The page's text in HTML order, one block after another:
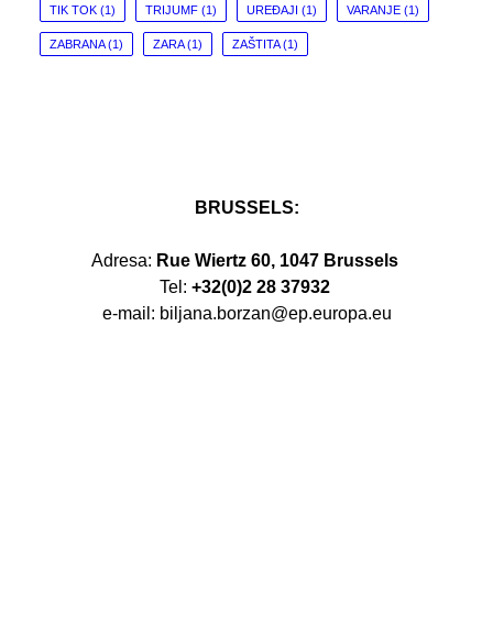
TIK TOK (1) TRIJUMF (1) UREĐAJI (1) VARANJE (1)
ZABRANA(1) ZARA(1) ZAŠTITA(1)
BRUSSELS:
Adresa: Rue Wiertz 60, 1047 Brussels
Tel: +32(0)2 28 37932
e-mail: biljana.borzan@ep.europa.eu